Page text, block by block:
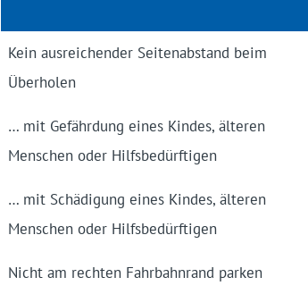
Kein ausreichender Seitenabstand beim
Überholen
… mit Gefährdung eines Kindes, älteren
Menschen oder Hilfsbedürftigen
… mit Schädigung eines Kindes, älteren
Menschen oder Hilfsbedürftigen
Nicht am rechten Fahrbahnrand parken